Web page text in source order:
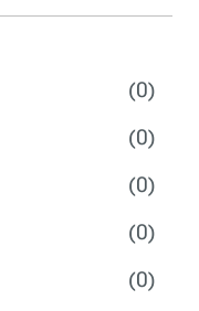
(0)
(0)
(0)
(0)
(0)